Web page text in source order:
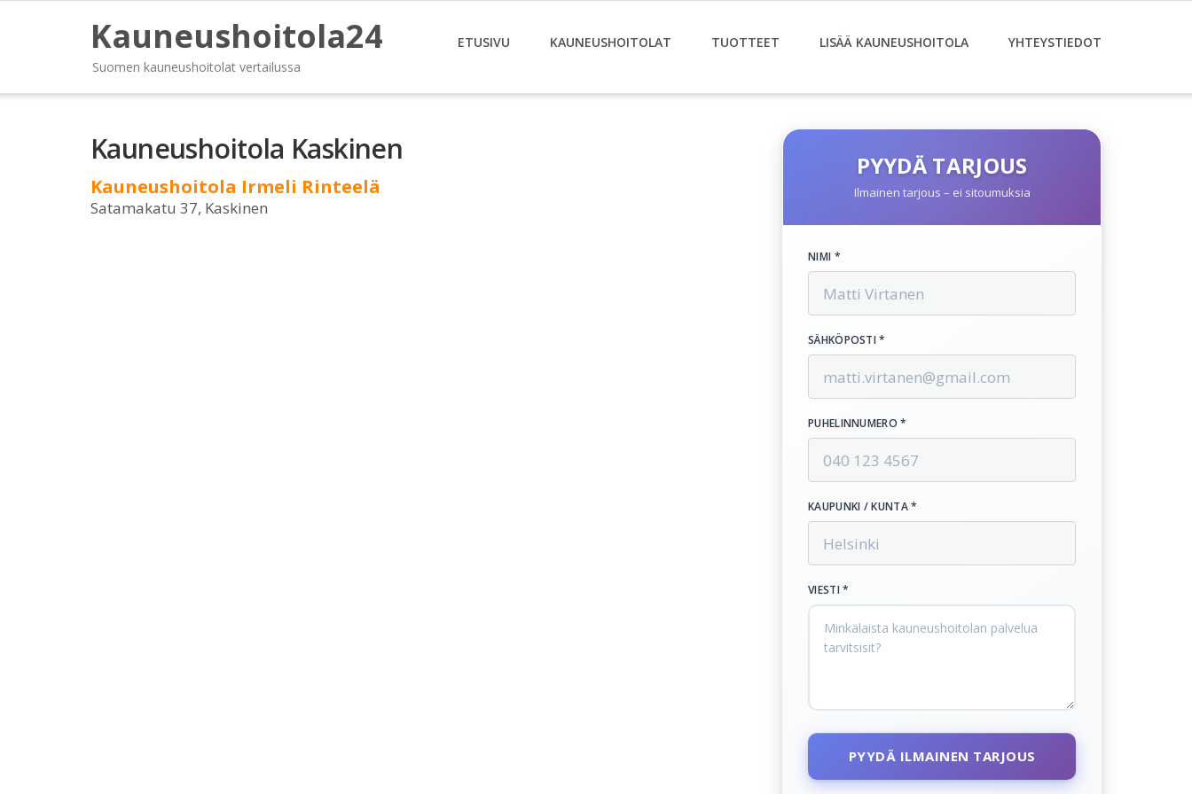
Kauneushoitola24
Suomen kauneushoitolat vertailussa
ETUSIVU KAUNEUSHOITOLAT TUOTTEET LISÄÄ KAUNEUSHOITOLA YHTEYSTIEDOT
Kauneushoitola Kaskinen
Kauneushoitola Irmeli Rinteelä
Satamakatu 37, Kaskinen
PYYDÄ TARJOUS
Ilmainen tarjous – ei sitoumuksia
NIMI *
SÄHKÖPOSTI *
PUHELINNUMERO *
KAUPUNKI / KUNTA *
VIESTI *
PYYDÄ ILMAINEN TARJOUS